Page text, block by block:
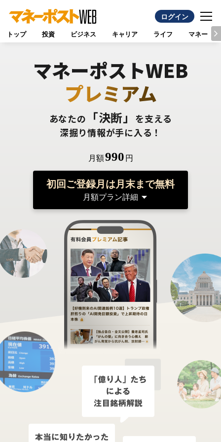
ログイン
トップ 投資 ビジネス キャリア ライフ マネー
マネーポストWEB
プレミアム
あなたの 「決断」
を支える
深掘り情報が手に入る！
月額990 円
初回ご登録月は月末まで無料
月額プラン詳細